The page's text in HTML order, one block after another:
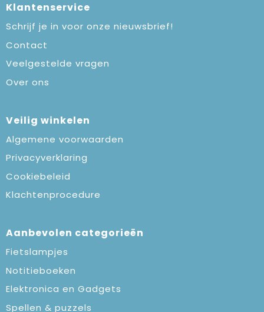
Klantenservice
Schrijf je in voor onze nieuwsbrief!
Contact
Veelgestelde vragen
Over ons
Veilig winkelen
Algemene voorwaarden
Privacyverklaring
Cookiebeleid
Klachtenprocedure
Aanbevolen categorieën
Fietslampjes
Notitieboeken
Elektronica en Gadgets
Spellen & puzzels